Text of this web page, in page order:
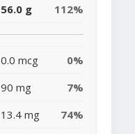
56.0 g 112%
0.0 mcg
0%
90 mg
7%
13.4 mg
74%